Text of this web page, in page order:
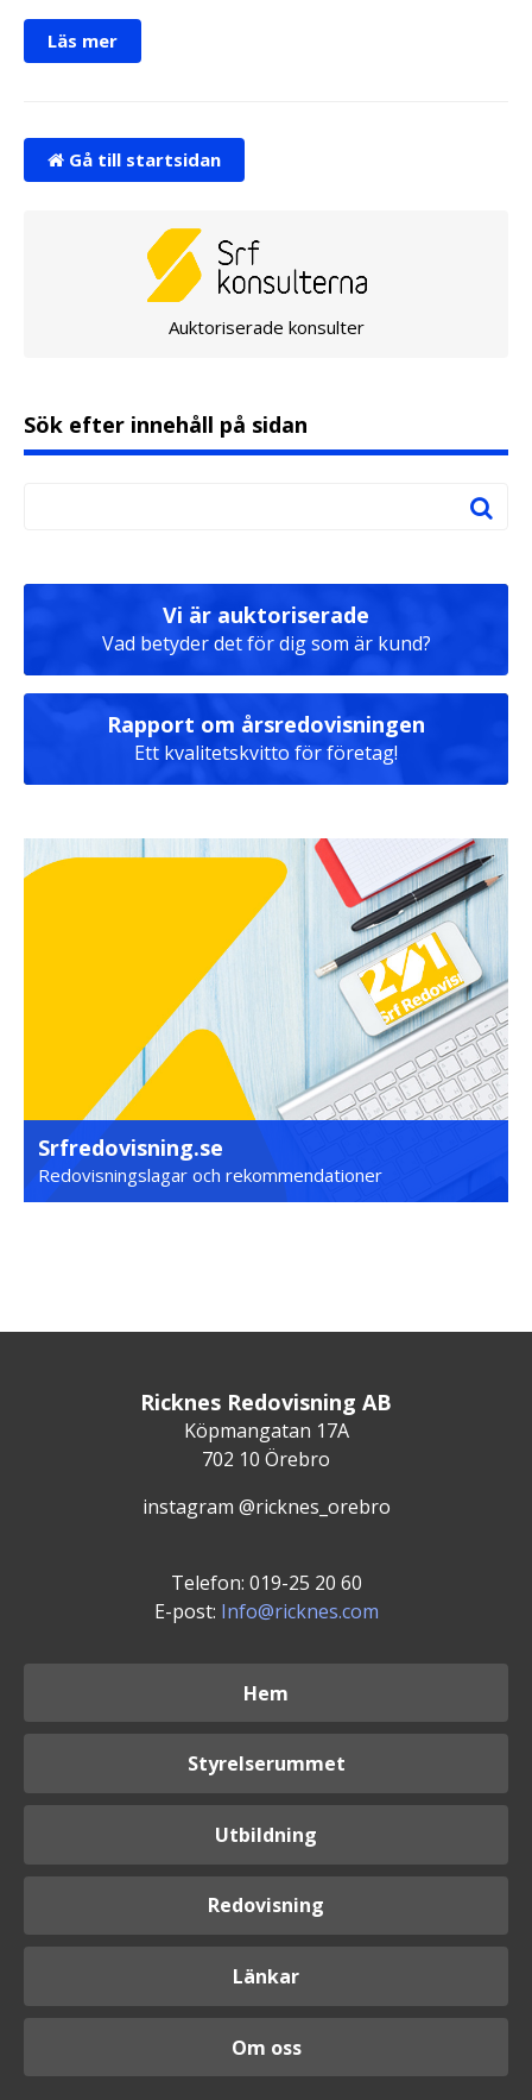
Läs mer
Gå till startsidan
Auktoriserade konsulter
Sök efter innehåll på sidan
Vi är auktoriserade
Vad betyder det för dig som är kund?
Rapport om årsredovisningen
Ett kvalitetskvitto för företag!
Srfredovisning.se
Redovisningslagar och rekommendationer
Ricknes Redovisning AB
Köpmangatan 17A
702 10 Örebro
instagram @ricknes_orebro
Telefon: 019-25 20 60
E-post: Info@ricknes.com
Hem
Styrelserummet
Utbildning
Redovisning
Länkar
Om oss